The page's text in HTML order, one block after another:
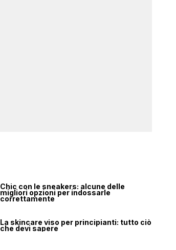
Chic con le sneakers: alcune delle
migliori opzioni per indossarle
correttamente
La skincare viso per principianti: tutto ciò
che devi sapere